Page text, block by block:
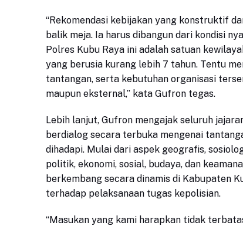
“Rekomendasi kebijakan yang konstruktif
balik meja. Ia harus dibangun dari kondisi
Polres Kubu Raya ini adalah satuan
yang berusia kurang lebih 7 tahun. Tentu
tantangan, serta kebutuhan organisasi
maupun eksternal,” kata Gufron tegas.
Lebih lanjut, Gufron mengajak seluruh
berdialog secara terbuka mengenai
dihadapi. Mulai dari aspek geografis,
politik, ekonomi, sosial, budaya, dan
berkembang secara dinamis di Kabupaten
terhadap pelaksanaan tugas kepolisian.
“Masukan yang kami harapkan tidak